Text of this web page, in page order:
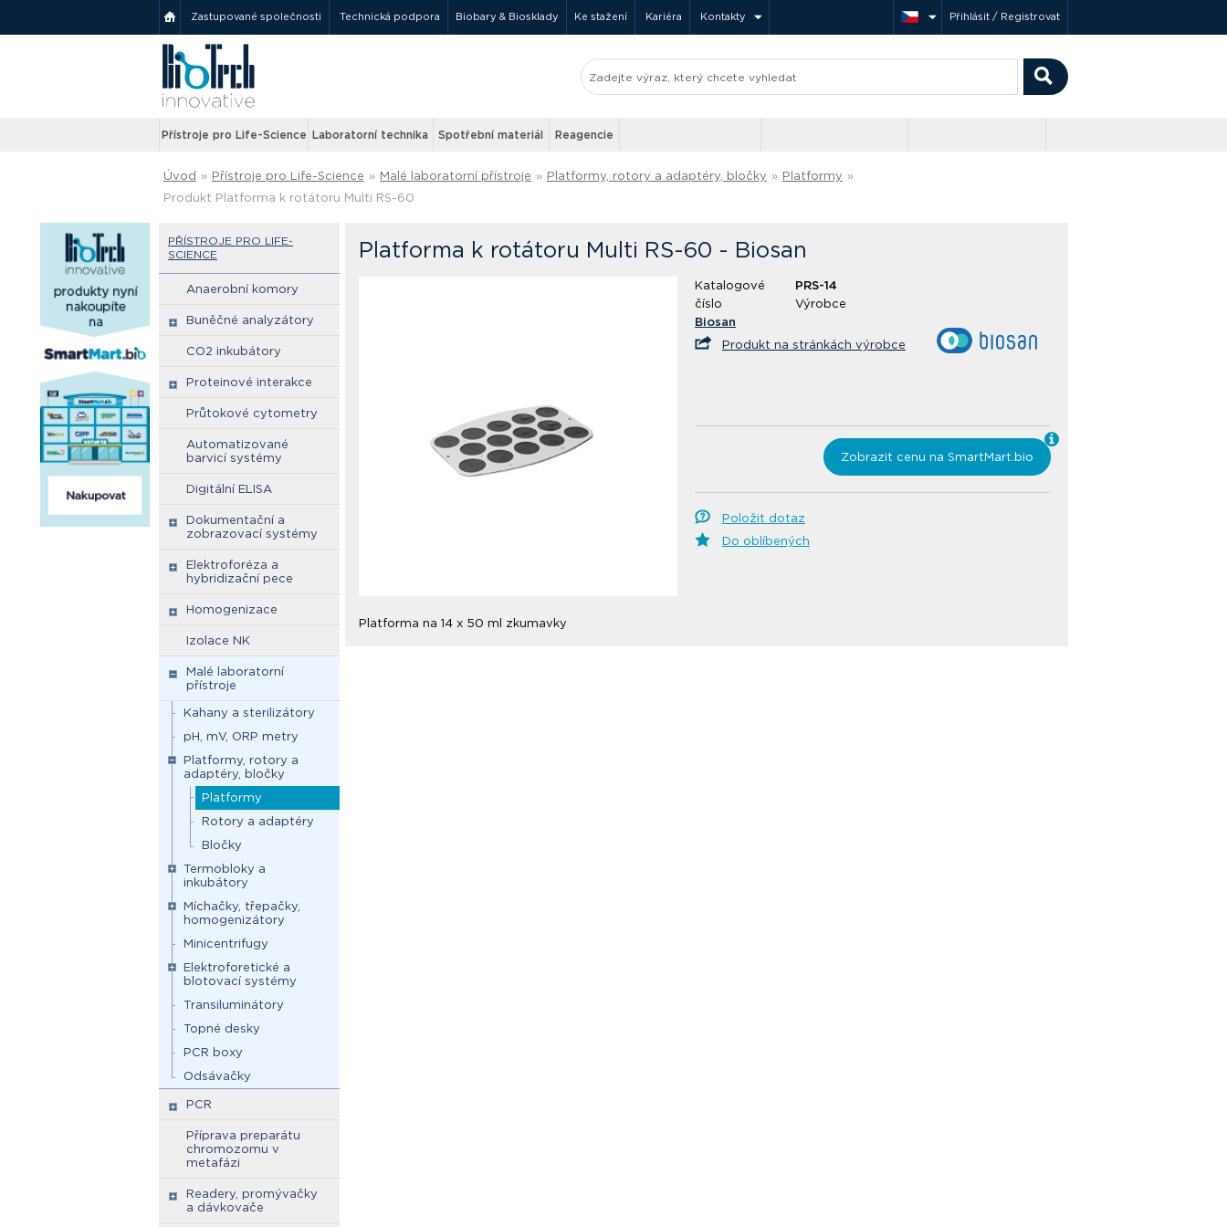
Zastupované společnosti Technická podpora Biobary & Biosklady Ke stažení Kariéra Kontakty Přihlásit / Registrovat
Přístroje pro Life-Science Laboratorní technika Spotřební materiál Reagencie
Úvod » Přístroje pro Life-Science » Malé laboratorní přístroje » Platformy, rotory a adaptéry, bločky » Platformy »
Produkt Platforma k rotátoru Multi RS-60
PŘÍSTROJE PRO LIFE-
SCIENCE
Anaerobní komory
Buněčné analyzátory
CO2 inkubátory
Proteinové interakce
Průtokové cytometry
Automatizované
barvicí systémy
Digitální ELISA
Dokumentační a
zobrazovací systémy
Elektroforéza a
hybridizační pece
Homogenizace
Izolace NK
Malé laboratorní
přístroje
Kahany a sterilizátory
pH, mV, ORP metry
Platformy, rotory a
adaptéry, bločky
Platformy
Rotory a adaptéry
Bločky
Termobloky a
inkubátory
Míchačky, třepačky,
homogenizátory
Minicentrifugy
Elektroforetické a
blotovací systémy
Transiluminátory
Topné desky
PCR boxy
Odsávačky
PCR
Příprava preparátu
chromozomu v
metafázi
Readery, promývačky
a dávkovače
Platforma k rotátoru Multi RS-60 - Biosan
Katalogové
číslo
PRS-14
Výrobce
Biosan
Produkt na stránkách výrobce
Zobrazit cenu na SmartMart.bio
Položit dotaz
Do oblíbených
Platforma na 14 x 50 ml zkumavky